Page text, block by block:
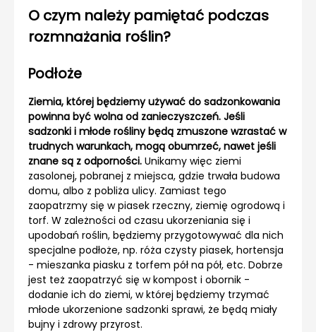
O czym należy pamiętać podczas
rozmnażania roślin?
Podłoże
Ziemia, której będziemy używać do sadzonkowania
powinna być wolna od zanieczyszczeń. Jeśli
sadzonki i młode rośliny będą zmuszone wzrastać w
trudnych warunkach, mogą obumrzeć, nawet jeśli
znane są z odporności. Unikamy więc ziemi
zasolonej, pobranej z miejsca, gdzie trwała budowa
domu, albo z pobliża ulicy. Zamiast tego
zaopatrzmy się w piasek rzeczny, ziemię ogrodową i
torf. W zależności od czasu ukorzeniania się i
upodobań roślin, będziemy przygotowywać dla nich
specjalne podłoże, np. róża czysty piasek, hortensja
- mieszanka piasku z torfem pół na pół, etc. Dobrze
jest też zaopatrzyć się w kompost i obornik -
dodanie ich do ziemi, w której będziemy trzymać
młode ukorzenione sadzonki sprawi, że będą miały
bujny i zdrowy przyrost.